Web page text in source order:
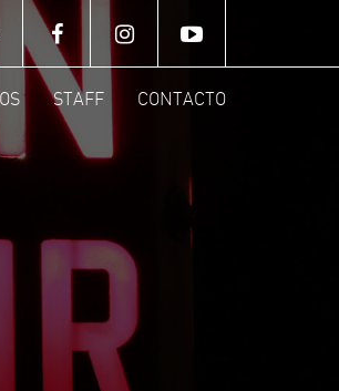
STAFF CONTACTO